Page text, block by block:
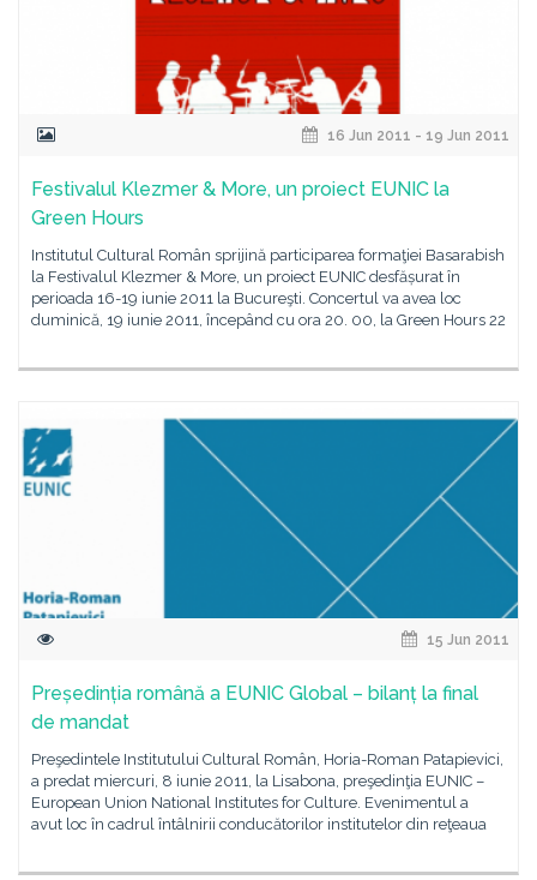
16 Jun 2011 - 19 Jun 2011
Festivalul Klezmer & More, un proiect EUNIC la
Green Hours
Institutul Cultural Român sprijină participarea formaţiei Basarabish
la Festivalul Klezmer & More, un proiect EUNIC desfășurat în
perioada 16-19 iunie 2011 la Bucureşti. Concertul va avea loc
duminică, 19 iunie 2011, începând cu ora 20. 00, la Green Hours 22
15 Jun 2011
Președinția română a EUNIC Global – bilanț la final
de mandat
Preşedintele Institutului Cultural Român, Horia-Roman Patapievici,
a predat miercuri, 8 iunie 2011, la Lisabona, preşedinţia EUNIC –
European Union National Institutes for Culture. Evenimentul a
avut loc în cadrul întâlnirii conducătorilor institutelor din reţeaua